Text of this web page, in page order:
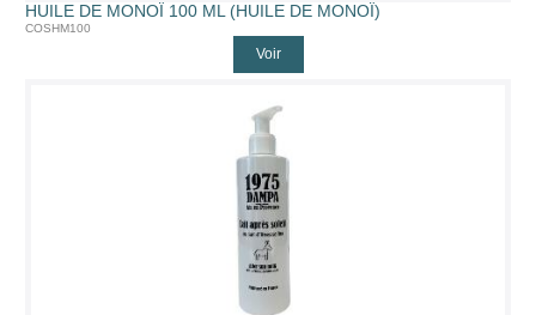
HUILE DE MONOÏ 100 ML (HUILE DE MONOÏ)
COSHM100
Voir